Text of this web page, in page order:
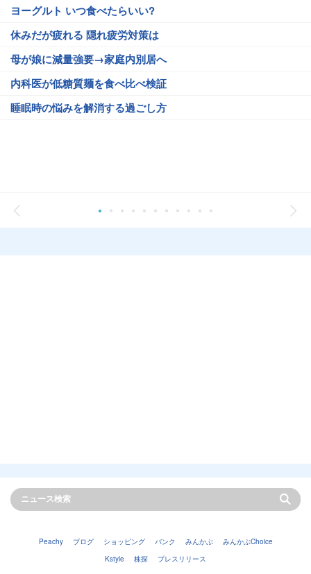
ヨーグルト いつ食べたらいい?
休みだが疲れる 隠れ疲労対策は
母が娘に減量強要→家庭内別居へ
内科医が低糖質麺を食べ比べ検証
睡眠時の悩みを解消する過ごし方
Peachy ブログ ショッピング バンク みんかぶ
みんかぶChoice
Kstyle
株探 プレスリリース